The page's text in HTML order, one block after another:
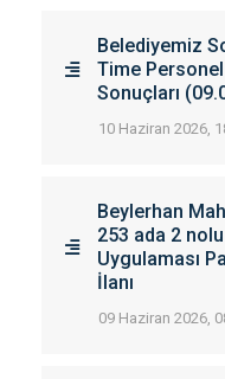
Belediyemiz
Time Personel
Sonuçları
10 Haziran 2026,
Beylerhan
253 ada 2
Uygulaması
İlanı
09 Haziran 2026,